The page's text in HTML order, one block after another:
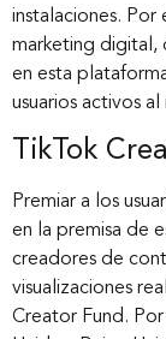
instalaciones. Por
marketing digital,
en esta
usuarios activos al
TikTok
Premiar a los
en la premisa de
creadores de
visualizaciones
Creator Fund.